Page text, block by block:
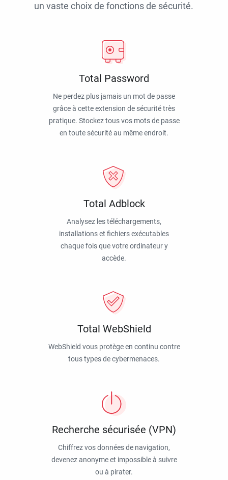
un vaste choix de fonctions de sécurité.
Total Password
Ne perdez plus jamais un mot de passe
grâce à cette extension de sécurité très
pratique. Stockez tous vos mots de passe
en toute sécurité au même endroit.
Total Adblock
Analysez les téléchargements,
installations et fichiers exécutables
chaque fois que votre ordinateur y
accède.
Total WebShield
WebShield vous protège en continu contre
tous types de cybermenaces.
Recherche sécurisée (VPN)
Chiffrez vos données de navigation,
devenez anonyme et impossible à suivre
ou à pirater.